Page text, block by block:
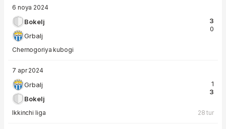
6 noya 2024
Bokelj
Grbalj
3
0
Chernogoriya kubogi
7 apr 2024
Grbalj
Bokelj
1
3
Ikkinchi liga 28 tur